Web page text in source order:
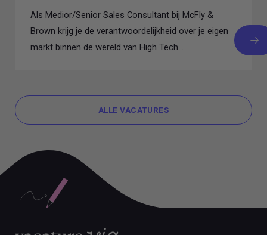
Als Medior/Senior Sales Consultant bij McFly &
Brown krijg je de verantwoordelijkheid over je eigen
markt binnen de wereld van High Tech...
ALLE VACATURES